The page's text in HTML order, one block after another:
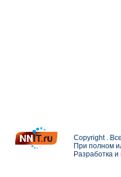
Copyright .
При полном
Разработка